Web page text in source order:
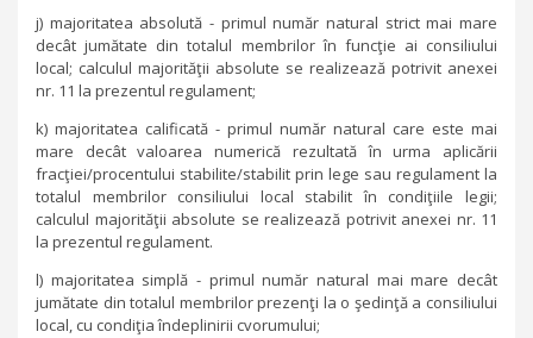
j) majoritatea absolută - primul număr natural strict mai mare
decât jumătate din totalul membrilor în funcţie ai consiliului
local; calculul majorităţii absolute se realizează potrivit anexei
nr. 11 la prezentul regulament;
k) majoritatea calificată - primul număr natural care este mai
mare decât valoarea numerică rezultată în urma aplicării
fracţiei/procentului stabilite/stabilit prin lege sau regulament la
totalul membrilor consiliului local stabilit în condiţiile legii;
calculul majorităţii absolute se realizează potrivit anexei nr. 11
la prezentul regulament.
l) majoritatea simplă - primul număr natural mai mare decât
jumătate din totalul membrilor prezenţi la o şedinţă a consiliului
local, cu condiţia îndeplinirii cvorumului;